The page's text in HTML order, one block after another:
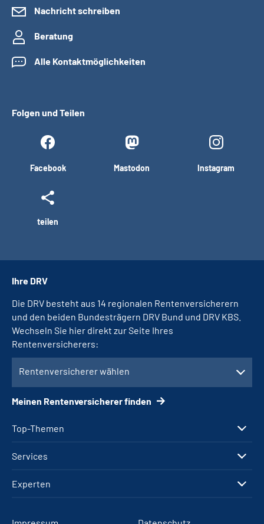
Nachricht schreiben
Beratung
Alle Kontaktmöglichkeiten
Folgen und Teilen
Facebook Mastodon Instagram
teilen
Top-Themen
Services
Experten
Ihre DRV
Die DRV besteht aus 14 regionalen Rentenversicherern
und den beiden Bundesträgern DRV Bund und DRV KBS.
Wechseln Sie hier direkt zur Seite Ihres
Rentenversicherers:
Rentenversicherer wählen
Meinen Rentenversicherer finden